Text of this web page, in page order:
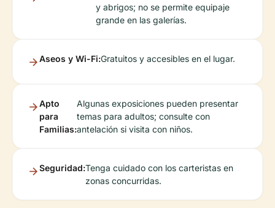
y abrigos; no se permite equipaje
grande en las galerías.
Aseos y Wi-Fi:Gratuitos y accesibles en el lugar.
Apto
para
Familias:
Algunas exposiciones pueden presentar
temas para adultos; consulte con
antelación si visita con niños.
Seguridad:Tenga cuidado con los carteristas en
zonas concurridas.